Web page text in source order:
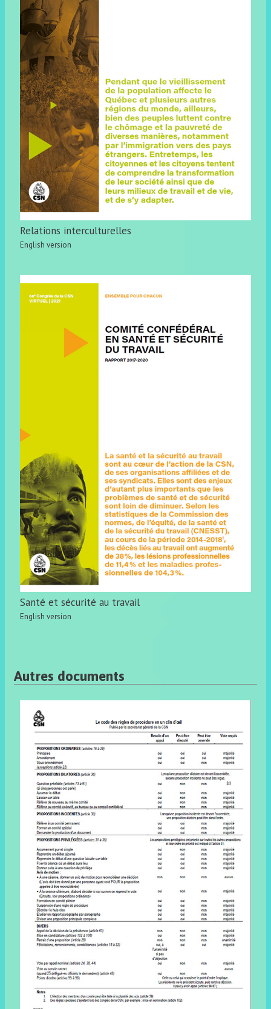
Relations interculturelles
English version
Santé et sécurité au travail
English version
Autres documents